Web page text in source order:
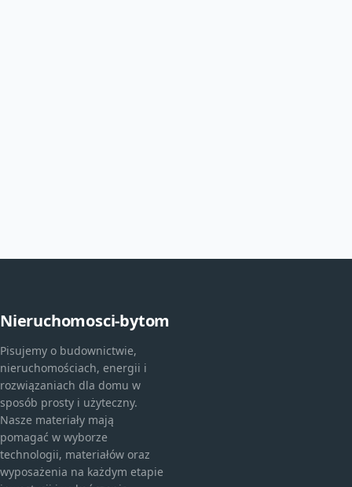
Nieruchomosci-bytom
Pisujemy o budownictwie,
nieruchomościach, energii i
rozwiązaniach dla domu w
sposób prosty i użyteczny.
Nasze materiały mają
pomagać w wyborze
technologii, materiałów oraz
wyposażenia na każdym etapie